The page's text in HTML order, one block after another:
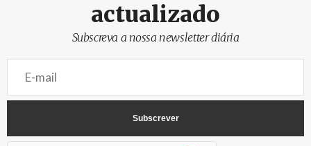
actualizado
Subscreva a nossa newsletter diária